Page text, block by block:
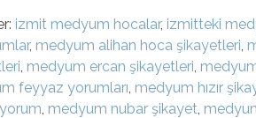
izmit medyum hocalar, izmitteki
, medyum alihan hoca şikayetleri,
, medyum ercan şikayetleri,
feyyaz yorumları, medyum hızır
, medyum nubar şikayet,